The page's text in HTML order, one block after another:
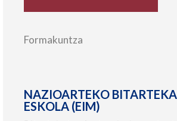
Formakuntza
NAZIOARTEKO
ESKOLA (EIM)